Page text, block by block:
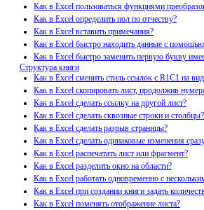
Как в Excel пользоваться функциями
Как в Excel определить пол по отчеству?
Как в Excel вставить примечания?
Как в Excel быстро находить данные с помощью
Как в Excel быстро заменить первую букву
Структура книги
Как в Excel сменить стиль ссылок с R1C1 на
Как в Excel скопировать лист, продолжив
Как в Excel сделать ссылку на другой лист?
Как в Excel сделать сквозные строки и столбцы?
Как в Excel сделать разрыв страницы?
Как в Excel сделать одинаковые изменения
Как в Excel распечатать лист или фрагмент?
Как в Excel разделить окно на области?
Как в Excel работать одновременно с
Как в Excel при создании книги задать
Как в Excel поменять отображение листа?